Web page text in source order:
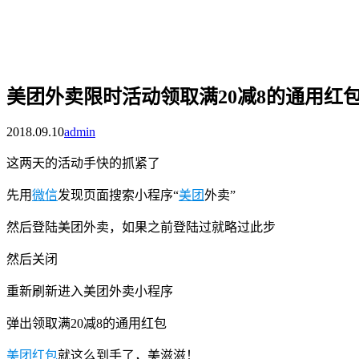
美团外卖限时活动领取满20减8的通用红
2018.09.10admin
这两天的活动手快的抓紧了
先用微信发现页面搜索小程序“美团外卖”
然后登陆美团外卖，如果之前登陆过就略过此步
然后关闭
重新刷新进入美团外卖小程序
弹出领取满20减8的通用红包
美团红包就这么到手了，美滋滋！